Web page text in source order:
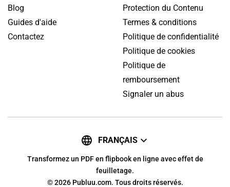
Blog
Guides d'aide
Contactez
Protection du Contenu
Termes & conditions
Politique de confidentialité
Politique de cookies
Politique de
remboursement
Signaler un abus
FRANÇAIS
Transformez un PDF en flipbook en ligne avec effet de
feuilletage.
© 2026 Publuu.com. Tous droits réservés.